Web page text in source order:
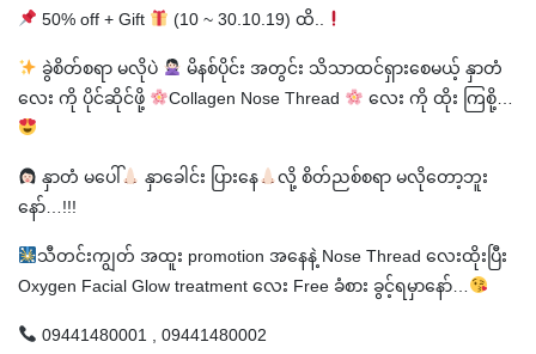
50% off + Gift
(10 ~ 30.10.19) ထိ..
ခွဲစိတ်စရာ မလိုပဲ
မိနစ်ပိုင်း အတွင်း သိသာထင်ရှားစေမယ့် နှာတံ
လေး ကို ပိုင်ဆိုင်ဖို့
Collagen Nose Thread လေး ကို ထိုး ကြစို့…
နှာတံ မပေါ် နှာခေါင်း ပြားနေ လို့ စိတ်ညစ်စရာ မလိုတော့ဘူး
နော်…!!!
သီတင်းကျွတ် အထူး promotion အနေနဲ့ Nose Thread လေးထိုးပြီး
Oxygen Facial Glow treatment လေး Free ခံစား ခွင့်ရမှာနော်…
09441480001 , 09441480002